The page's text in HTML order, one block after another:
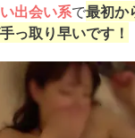
出会い系で最初か
っ取り早いです！